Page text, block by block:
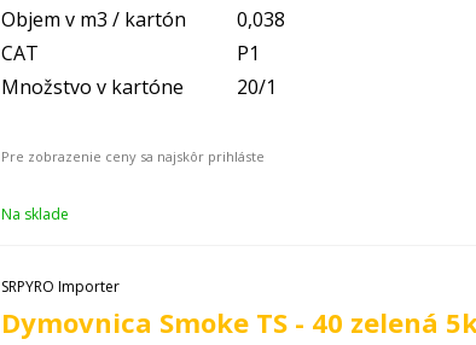
Objem v m3 / kartón
0,038
CAT
P1
Množstvo v kartóne
20/1
Na sklade
SRPYRO Importer
Dymovnica Smoke TS - 40 zelená